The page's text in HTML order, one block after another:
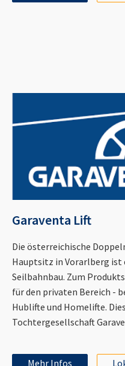
Garaventa Lift
Die österreichische
Hauptsitz in Vorarlberg
Seilbahnbau. Zum
für den privaten Bereich -
Hublifte und Homelifte.
Tochtergesellschaft
Mehr Infos